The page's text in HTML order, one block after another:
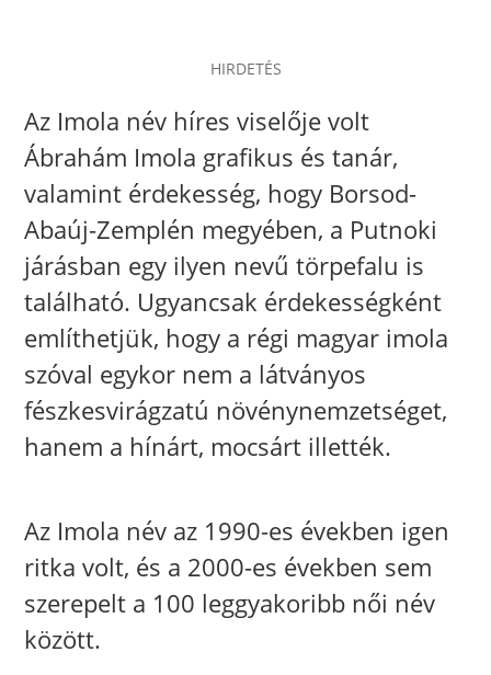
HIRDETÉS
Az Imola név híres viselője volt
Ábrahám Imola grafikus és tanár,
valamint érdekesség, hogy Borsod-
Abaúj-Zemplén megyében, a Putnoki
járásban egy ilyen nevű törpefalu is
található. Ugyancsak érdekességként
említhetjük, hogy a régi magyar imola
szóval egykor nem a látványos
fészkesvirágzatú növénynemzetséget,
hanem a hínárt, mocsárt illették.
Az Imola név az 1990-es években igen
ritka volt, és a 2000-es években sem
szerepelt a 100 leggyakoribb női név
között.